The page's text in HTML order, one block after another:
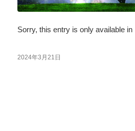
Sorry, this entry is only available in
2024年3月21日